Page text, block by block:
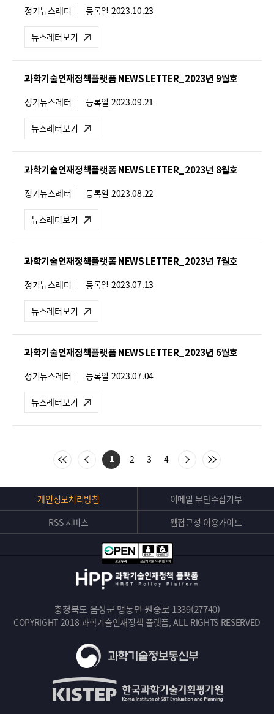
뉴
레
터
유
형
:
정기뉴스레터 등록일 2023.10.23
뉴스레터보기
과학기술인재정책플랫폼 NEWS LETTER_2023년 9월호
뉴
레
터
유
형
:
정기뉴스레터 등록일 2023.09.21
뉴스레터보기
과학기술인재정책플랫폼 NEWS LETTER_2023년 8월호
뉴
레
터
유
형
:
정기뉴스레터 등록일 2023.08.22
뉴스레터보기
과학기술인재정책플랫폼 NEWS LETTER_2023년 7월호
뉴
레
터
유
형
:
정기뉴스레터 등록일 2023.07.13
뉴스레터보기
과학기술인재정책플랫폼 NEWS LETTER_2023년 6월호
뉴
레
터
유
정기뉴스레터 등록일 2023.07.04
뉴스레터보기
처
음
로
이
동
이
전
으
로
이
동
1 2 3 4 다
음
으
로
이
동
마
지
으
로
이
동
버
개인정보처리방침
이메일 무단수집거부
RSS 서비스
웹접근성 이용가이드
충청북도 음성군 맹동면 원중로 1339(27740)
COPYRIGHT 2018 과학기술인재정책 플랫폼, ALL RIGHTS RESERVED